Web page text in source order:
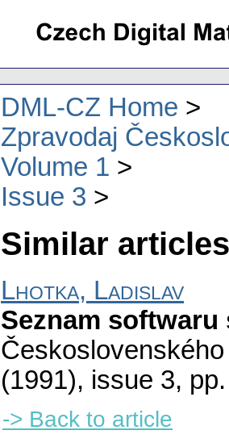
DML-CZ Home
Zpravodaj
Volume 1
Issue 3
Similar
Lhotka, Ladislav
Seznam softwaru
(1991), issue 3,
-> Back to article